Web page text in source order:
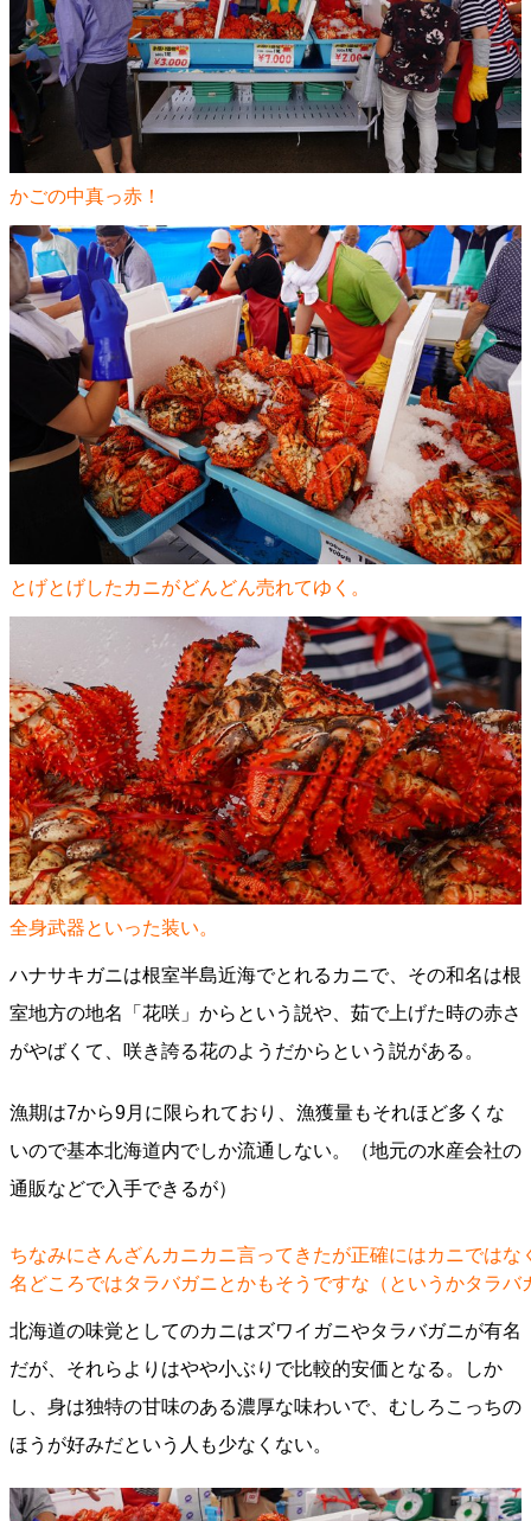
かごの中真っ赤！
とげとげしたカニがどんどん売れてゆく。
全身武器といった装い。
ハナサキガニは根室半島近海でとれるカニで、その和名は根
室地方の地名「花咲」からという説や、茹で上げた時の赤さ
がやばくて、咲き誇る花のようだからという説がある。
漁期は7から9月に限られており、漁獲量もそれほど多くな
いので基本北海道内でしか流通しない。（地元の水産会社の
通販などで入手できるが）
ちなみにさんざんカニカニ言ってきたが正確にはカニではな
名どころではタラバガニとかもそうですな（というかタラバ
北海道の味覚としてのカニはズワイガニやタラバガニが有名
だが、それらよりはやや小ぶりで比較的安価となる。しか
し、身は独特の甘味のある濃厚な味わいで、むしろこっちの
ほうが好みだという人も少なくない。